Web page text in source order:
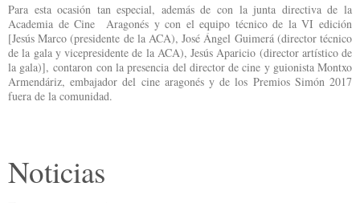
Para esta ocasión tan especial, además de con la junta directiva de la
Academia de Cine Aragonés y con el equipo técnico de la VI edición
[Jesús Marco (presidente de la ACA), José Ángel Guimerá (director técnico
de la gala y vicepresidente de la ACA), Jesús Aparicio (director artístico de
la gala)], contaron con la presencia del director de cine y guionista Montxo
Armendáriz, embajador del cine aragonés y de los Premios Simón 2017
fuera de la comunidad.
Noticias